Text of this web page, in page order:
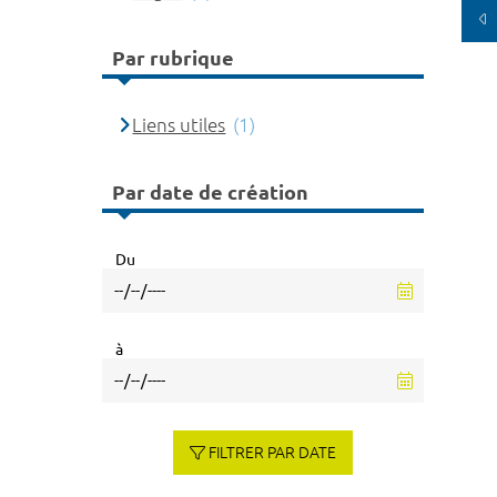
Par rubrique
Liens utiles (1)
Par date de création
Du
à
FILTRER PAR DATE